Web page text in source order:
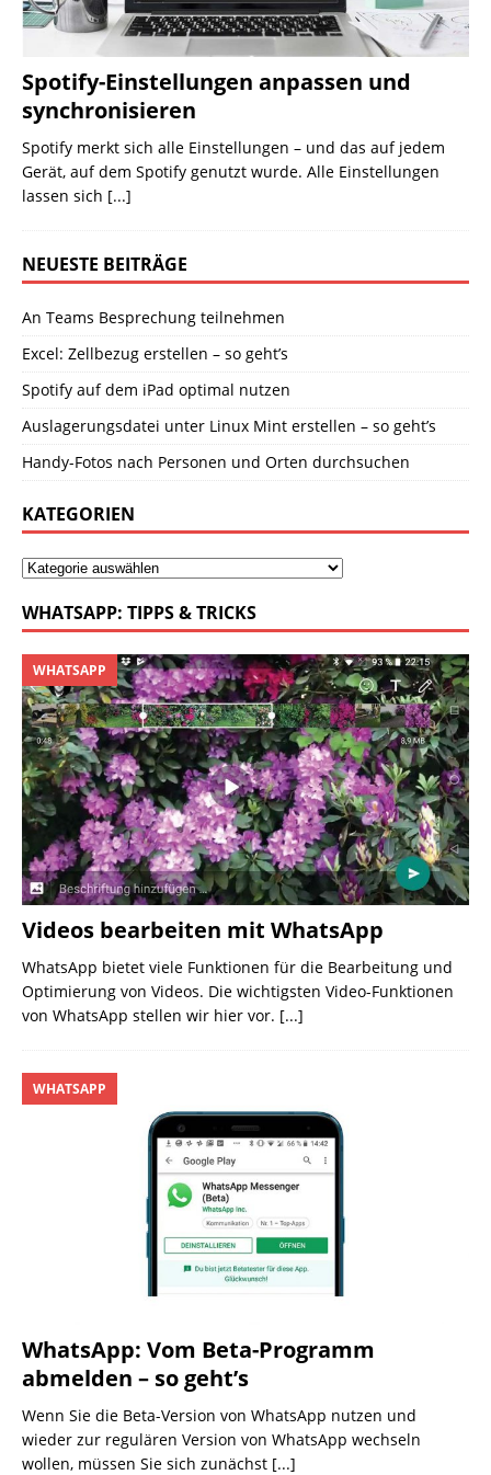
Spotify-Einstellungen anpassen und
synchronisieren
Spotify merkt sich alle Einstellungen – und das auf jedem
Gerät, auf dem Spotify genutzt wurde. Alle Einstellungen
lassen sich [...]
NEUESTE BEITRÄGE
An Teams Besprechung teilnehmen
Excel: Zellbezug erstellen – so geht’s
Spotify auf dem iPad optimal nutzen
Auslagerungsdatei unter Linux Mint erstellen – so geht’s
Handy-Fotos nach Personen und Orten durchsuchen
KATEGORIEN
WHATSAPP: TIPPS & TRICKS
Videos bearbeiten mit WhatsApp
WHATSAPP
WhatsApp bietet viele Funktionen für die Bearbeitung und
Optimierung von Videos. Die wichtigsten Video-Funktionen
von WhatsApp stellen wir hier vor. [...]
WhatsApp: Vom Beta-Programm
abmelden – so geht’s
WHATSAPP
Wenn Sie die Beta-Version von WhatsApp nutzen und
wieder zur regulären Version von WhatsApp wechseln
wollen, müssen Sie sich zunächst [...]